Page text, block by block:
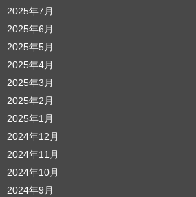
2025年7月
2025年6月
2025年5月
2025年4月
2025年3月
2025年2月
2025年1月
2024年12月
2024年11月
2024年10月
2024年9月